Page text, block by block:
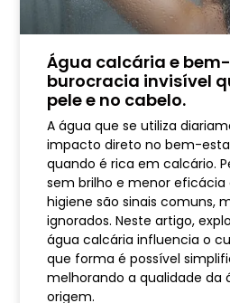
Água calcária e
burocracia invisível
pele e no cabelo.
A água que se utiliza
impacto direto no bem-
quando é rica em calcário.
sem brilho e menor eficácia
higiene são sinais comuns,
ignorados. Neste artigo,
água calcária influencia o
que forma é possível
melhorando a qualidade da
origem.